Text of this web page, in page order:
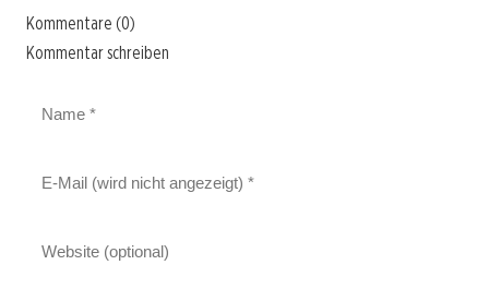
Kommentare (0)
Kommentar schreiben